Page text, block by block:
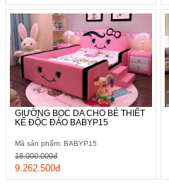
GIƯỜNG BỌC DA CHO BÉ THIẾT
KẾ ĐỘC ĐÁO BABYP15
Mã sản phẩm: BABYP15
9.262.500đ
18.000.000đ